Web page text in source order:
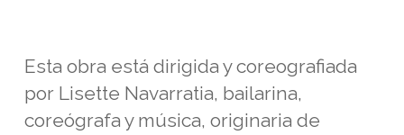
Esta obra está dirigida y coreografiada
por Lisette Navarratia, bailarina,
coreógrafa y música, originaria de